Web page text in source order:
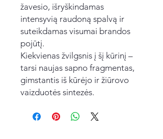
žavesio, išryškindamas
intensyvią raudoną spalvą ir
suteikdamas visumai brandos
pojūtį.
Kiekvienas žvilgsnis į šį kūrinį –
tarsi naujas sapno fragmentas,
gimstantis iš kūrėjo ir žiūrovo
vaizduotės sintezės.